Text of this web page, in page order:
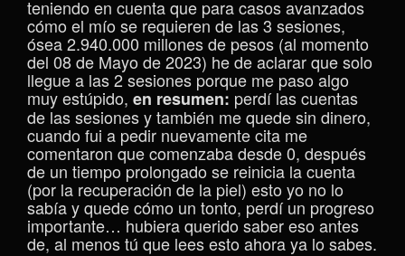
teniendo en cuenta que para casos avanzados
cómo el mío se requieren de las 3 sesiones,
ósea 2.940.000 millones de pesos (al momento
del 08 de Mayo de 2023) he de aclarar que solo
llegue a las 2 sesiones porque me paso algo
muy estúpido, en resumen: perdí las cuentas
de las sesiones y también me quede sin dinero,
cuando fui a pedir nuevamente cita me
comentaron que comenzaba desde 0, después
de un tiempo prolongado se reinicia la cuenta
(por la recuperación de la piel) esto yo no lo
sabía y quede cómo un tonto, perdí un progreso
importante… hubiera querido saber eso antes
de, al menos tú que lees esto ahora ya lo sabes.